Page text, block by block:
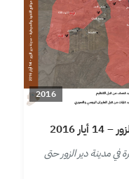
2016
2016
مدينة دير الزور حتى